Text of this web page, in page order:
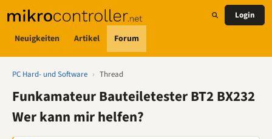
Neuigkeiten Artikel Forum
Login
PC Hard- und Software › Thread
Funkamateur Bauteiletester BT2 BX232
Wer kann mir helfen?